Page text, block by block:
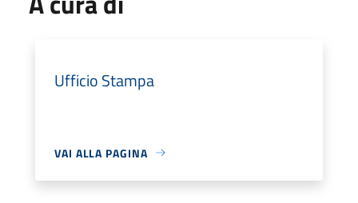
Ufficio Stampa
VAI ALLA PAGINA